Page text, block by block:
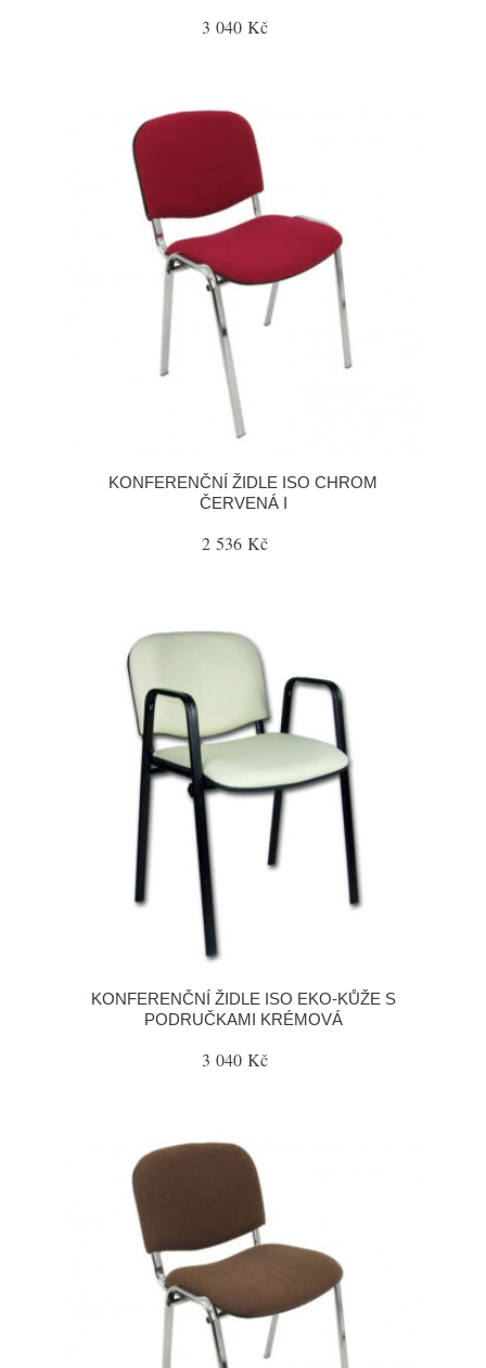
3 040 Kč
KONFERENČNÍ ŽIDLE ISO CHROM
ČERVENÁ I
2 536 Kč
KONFERENČNÍ ŽIDLE ISO EKO-KŮŽE S
PODRUČKAMI KRÉMOVÁ
3 040 Kč